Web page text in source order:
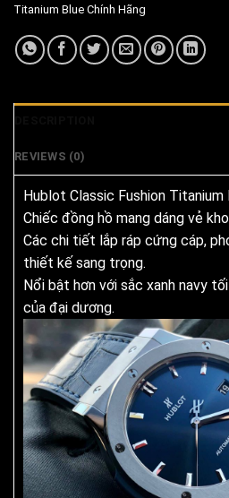
Titanium Blue Chính Hãng
REVIEWS (0)
Hublot Classic Fushion Titanium
Chiếc đồng hồ mang dáng vẻ
Các chi tiết lắp ráp cứng cáp,
thiết kế sang trọng.
Nổi bật hơn với sắc xanh navy
của đại dương.